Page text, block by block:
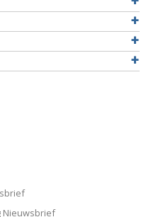
Nieuwsbrief